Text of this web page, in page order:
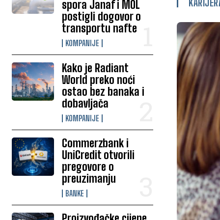
spora Janaf i MOL
postigli dogovor o
transportu nafte
KOMPANIJE
Kako je Radiant
World preko noći
ostao bez banaka i
dobavljača
KOMPANIJE
Commerzbank i
UniCredit otvorili
pregovore o
preuzimanju
BANKE